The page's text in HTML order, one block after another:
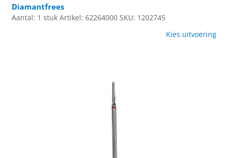
Diamantfrees
Aantal: 1 stuk Artikel: 62264000 SKU: 1202745
Kies uitvoering